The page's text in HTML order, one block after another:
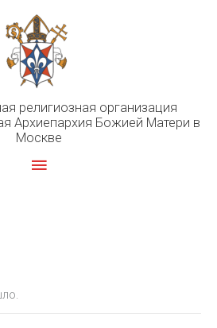
религиозная организация
Архиепархия Божией Матери в
Москве
Главное